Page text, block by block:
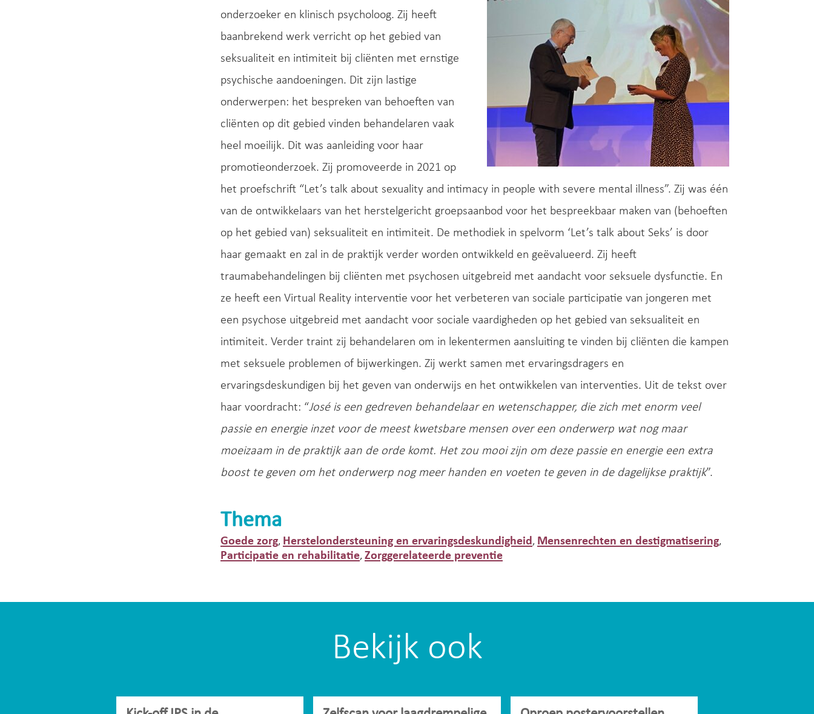
onderzoeker en klinisch psycholoog. Zij heeft
baanbrekend werk verricht op het gebied van
seksualiteit en intimiteit bij cliënten met ernstige
psychische aandoeningen. Dit zijn lastige
onderwerpen: het bespreken van behoeften van
cliënten op dit gebied vinden behandelaren vaak
heel moeilijk. Dit was aanleiding voor haar
promotieonderzoek. Zij promoveerde in 2021 op
het proefschrift “Let’s talk about sexuality and intimacy in people with severe mental illness”. Zij was één
van de ontwikkelaars van het herstelgericht groepsaanbod voor het bespreekbaar maken van (behoeften
op het gebied van) seksualiteit en intimiteit. De methodiek in spelvorm ‘Let’s talk about Seks’ is door
haar gemaakt en zal in de praktijk verder worden ontwikkeld en geëvalueerd. Zij heeft
traumabehandelingen bij cliënten met psychosen uitgebreid met aandacht voor seksuele dysfunctie. En
ze heeft een Virtual Reality interventie voor het verbeteren van sociale participatie van jongeren met
een psychose uitgebreid met aandacht voor sociale vaardigheden op het gebied van seksualiteit en
intimiteit. Verder traint zij behandelaren om in lekentermen aansluiting te vinden bij cliënten die kampen
met seksuele problemen of bijwerkingen. Zij werkt samen met ervaringsdragers en
ervaringsdeskundigen bij het geven van onderwijs en het ontwikkelen van interventies. Uit de tekst over
haar voordracht: “José is een gedreven behandelaar en wetenschapper, die zich met enorm veel
passie en energie inzet voor de meest kwetsbare mensen over een onderwerp wat nog maar
moeizaam in de praktijk aan de orde komt. Het zou mooi zijn om deze passie en energie een extra
boost te geven om het onderwerp nog meer handen en voeten te geven in de dagelijkse praktijk”.
Thema
Goede zorg, Herstelondersteuning en ervaringsdeskundigheid , Mensenrechten en destigmatisering,
Participatie en rehabilitatie, Zorggerelateerde preventie
Bekijk ook